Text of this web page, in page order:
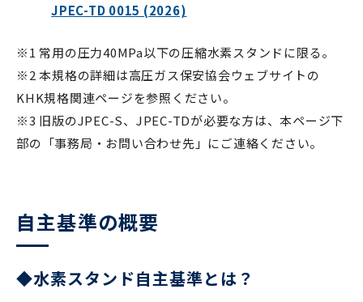
JPEC-TD 0015 (2026)
※1 常用の圧力40MPa以下の圧縮水素スタンドに限る。
※2 本規格の詳細は高圧ガス保安協会ウェブサイトの
KHK規格関連ページを参照ください。
※3 旧版のJPEC-S、JPEC-TDが必要な方は、本ページ下
部の「事務局・お問い合わせ先」にご連絡ください。
自主基準の概要
◆水素スタンド自主基準とは？